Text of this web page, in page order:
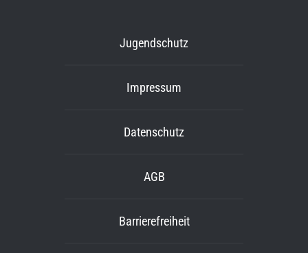
Jugendschutz
Impressum
Datenschutz
AGB
Barrierefreiheit